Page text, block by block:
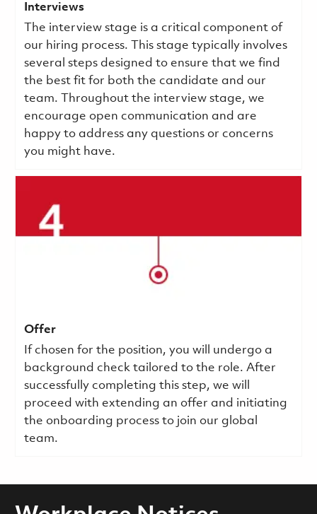
Interviews
The interview stage is a critical component of
our hiring process. This stage typically involves
several steps designed to ensure that we find
the best fit for both the candidate and our
team. Throughout the interview stage, we
encourage open communication and are
happy to address any questions or concerns
you might have.
Offer
If chosen for the position, you will undergo a
background check tailored to the role. After
successfully completing this step, we will
proceed with extending an offer and initiating
the onboarding process to join our global
team.